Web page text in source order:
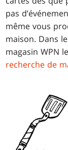
pas
même vous
maison. Dans
magasin WPN
recherche de